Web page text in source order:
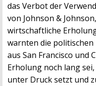
das Verbot der
von Johnson &
wirtschaftliche
warnten die politischen
aus San Francisco und
Erholung noch lang
unter Druck setzt und